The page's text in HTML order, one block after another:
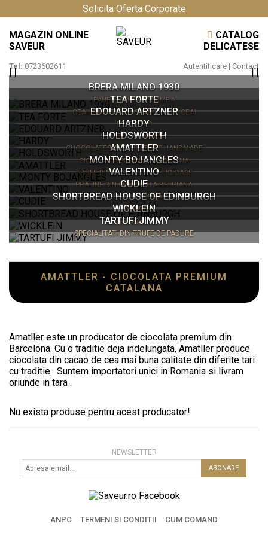
Solicita Oferta Corporate
MAGAZIN ONLINE
SAVEUR
Tel: 0723602611
CATALOG
DELICATESE
Autentificare| Contact
BRERA MILANO 1930
PANETTONI SI COLOMBA
TEA FORTE
CEAIURI PREMIUM SI ACCESORII CEAI
EDOUARD ARTZNER
FOIE GRAS
HARDY
IL CAFFÃ¨ DI MILANO
HOLDSWORTH
CHOCOLATES AND TRUFFLES HANDMADE
AMATTLER
CIOCOLATA PREMIUM CATALANA
MONTY BOJANGLES
TRUFE DIN CIOCOLATA DELICIOASE
VALENTINO
PRALINE DIN CIOCOLATA BELGIANA
CUDIE
MIGDALE GLAZURATE
SHORTBREAD HOUSE OF EDINBURGH
SHORTBREAD
WICKLEIN
TURTA DULCE
TARTUFI JIMMY
SPECIALITATI DIN TRUFE DE PADURE
AMATTLER - CIOCOLATA PREMIUM
CATALANA
Amatller este un producator de ciocolata premium din
Barcelona. Cu o traditie deja indelungata, Amatller produce
ciocolata din cacao de cea mai buna calitate din diferite tari
cu traditie. Suntem importatori unici in Romania si livram
oriunde in tara .
Nu exista produse pentru acest producator!
NEWSLETTER
ABONARE
ANPC TERMENI SI CONDITII CUM COMAND